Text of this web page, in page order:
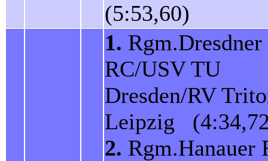
(5:53,60)
1. Rgm.Dresdner
RC/USV TU
Dresden/RV
Leipzig
2. Rgm.Hanauer